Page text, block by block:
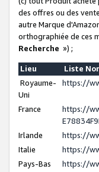
des offres ou des
autre Marque
orthographiée de ces
Recherche ») ;
Lieu
Liste
Royaume-
Uni
https://
France
https://
Irlande
https://
Italie
https://
Pays-Bas
https://